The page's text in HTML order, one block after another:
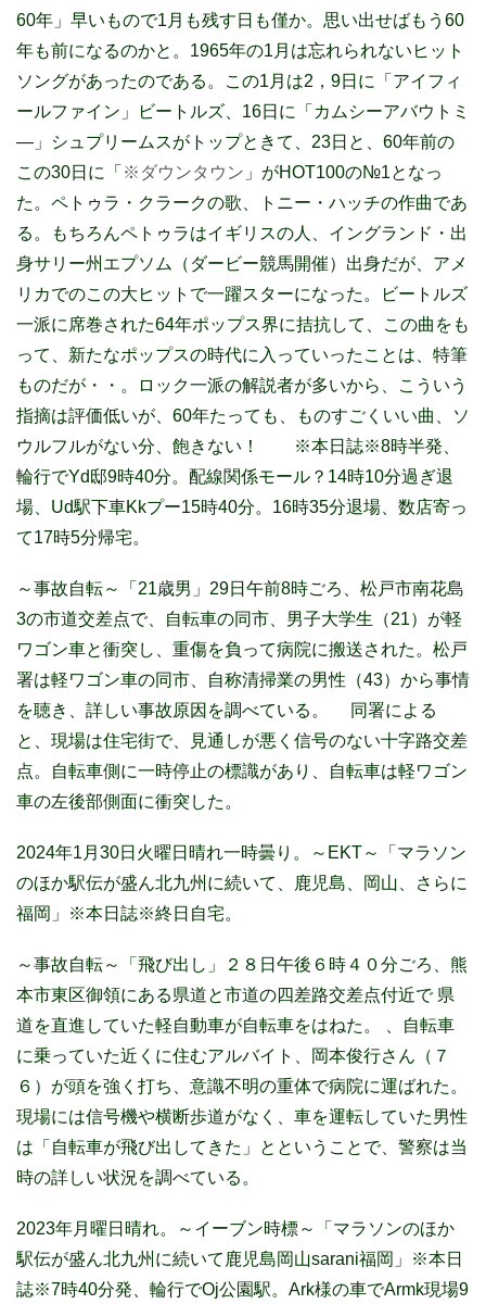
60年」早いもので1月も残す日も僅か。思い出せばもう60
年も前になるのかと。1965年の1月は忘れられないヒット
ソングがあったのである。この1月は2，9日に「アイフィ
ールファイン」ビートルズ、16日に「カムシーアバウトミ
―」シュプリームスがトップときて、23日と、60年前の
この30日に「 ※ダウンタウン 」がHOT100の№1となっ
た。ペトゥラ・クラークの歌、トニー・ハッチの作曲であ
る。もちろんペトゥラはイギリスの人、イングランド・出
身サリー州エプソム（ダービー競馬開催）出身だが、アメ
リカでのこの大ヒットで一躍スターになった。ビートルズ
一派に席巻された64年ポップス界に拮抗して、この曲をも
って、新たなポップスの時代に入っていったことは、特筆
ものだが・・。ロック一派の解説者が多いから、こういう
指摘は評価低いが、60年たっても、ものすごくいい曲、ソ
ウルフルがない分、飽きない！ ※本日誌※8時半発、
輪行でYd邸9時40分。配線関係モール？14時10分過ぎ退
場、Ud駅下車Kkプー15時40分。16時35分退場、数店寄っ
て17時5分帰宅。
～事故自転～「21歳男」29日午前8時ごろ、松戸市南花島
3の市道交差点で、自転車の同市、男子大学生（21）が軽
ワゴン車と衝突し、重傷を負って病院に搬送された。松戸
署は軽ワゴン車の同市、自称清掃業の男性（43）から事情
を聴き、詳しい事故原因を調べている。 同署による
と、現場は住宅街で、見通しが悪く信号のない十字路交差
点。自転車側に一時停止の標識があり、自転車は軽ワゴン
車の左後部側面に衝突した。
2024年1月30日火曜日晴れ一時曇り。～EKT～「マラソン
のほか駅伝が盛ん北九州に続いて、鹿児島、岡山、さらに
福岡」※本日誌※終日自宅。
～事故自転～
「飛び出し」２８日午後６時４０分ごろ、熊
本市東区御領にある県道と市道の四差路交差点付近で 県
道を直進していた軽自動車が自転車をはねた。 、自転車
に乗っていた近くに住むアルバイト、岡本俊行さん（７
６）が頭を強く打ち、意識不明の重体で病院に運ばれた。
現場には信号機や横断歩道がなく、車を運転していた男性
は「自転車が飛び出してきた」とということで、警察は当
時の詳しい状況を調べている。
2023年月曜日晴れ。～イーブン時標～「マラソンのほか
駅伝が盛ん北九州に続いて鹿児島岡山sarani福岡」※本日
誌※7時40分発、輪行でOj公園駅。Ark様の車でArmk現場9